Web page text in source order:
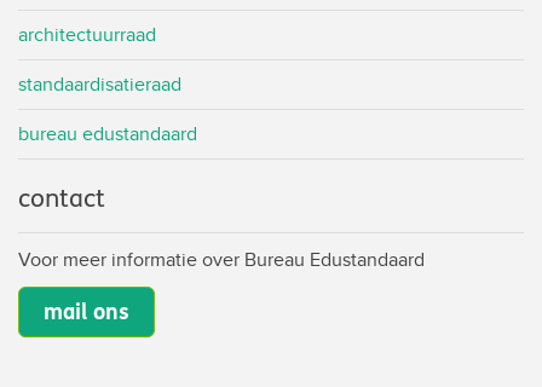
architectuurraad
standaardisatieraad
bureau edustandaard
contact
Voor meer informatie over Bureau Edustandaard
mail ons